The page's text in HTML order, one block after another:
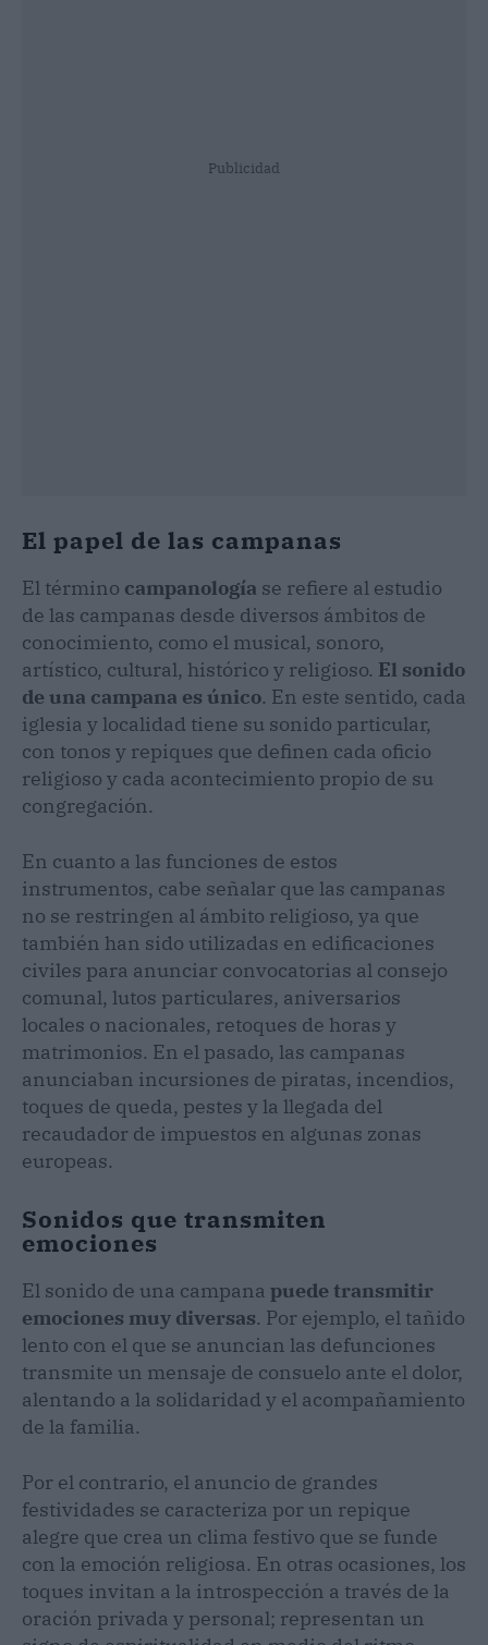
Publicidad
El papel de las campanas
El término campanología se refiere al estudio
de las campanas desde diversos ámbitos de
conocimiento, como el musical, sonoro,
artístico, cultural, histórico y religioso. El sonido
de una campana es único. En este sentido, cada
iglesia y localidad tiene su sonido particular,
con tonos y repiques que definen cada oficio
religioso y cada acontecimiento propio de su
congregación.
En cuanto a las funciones de estos
instrumentos, cabe señalar que las campanas
no se restringen al ámbito religioso, ya que
también han sido utilizadas en edificaciones
civiles para anunciar convocatorias al consejo
comunal, lutos particulares, aniversarios
locales o nacionales, retoques de horas y
matrimonios. En el pasado, las campanas
anunciaban incursiones de piratas, incendios,
toques de queda, pestes y la llegada del
recaudador de impuestos en algunas zonas
europeas.
Sonidos que transmiten
emociones
El sonido de una campana puede transmitir
emociones muy diversas. Por ejemplo, el tañido
lento con el que se anuncian las defunciones
transmite un mensaje de consuelo ante el dolor,
alentando a la solidaridad y el acompañamiento
de la familia.
Por el contrario, el anuncio de grandes
festividades se caracteriza por un repique
alegre que crea un clima festivo que se funde
con la emoción religiosa. En otras ocasiones, los
toques invitan a la introspección a través de la
oración privada y personal; representan un